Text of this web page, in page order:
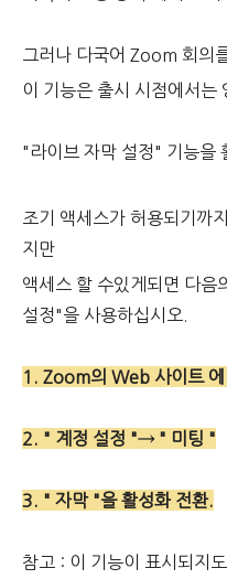
그러나 다국어 Zoom 회의
이 기능은 출시 시점에서는
"라이브 자막 설정" 기능을
조기 액세스가 허용되기까
지만
액세스 할 수있게되면 다
설정"을 사용하십시오.
1. Zoom의 Web 사이트 에
2. " 계정 설정 "→ " 미팅 "
3. " 자막 "을 활성화 전환.
참고 : 이 기능이 표시되지